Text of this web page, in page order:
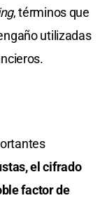
, términos que
utilizadas
el cifrado
factor de